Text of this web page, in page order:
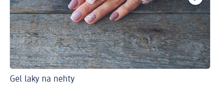
Gel laky na nehty